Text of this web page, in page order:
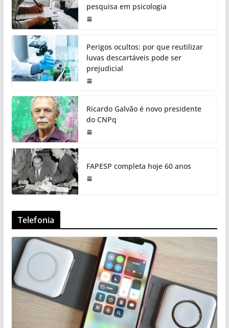
pesquisa em psicologia
Perigos ocultos: por que reutilizar
luvas descartáveis pode ser
prejudicial
Ricardo Galvão é novo presidente
do CNPq
FAPESP completa hoje 60 anos
Telefonia